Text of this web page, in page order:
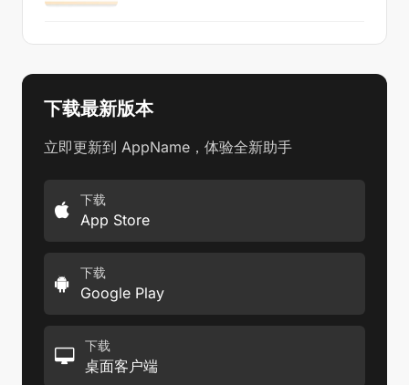
下载最新版本
立即更新到 AppName，体验全新助手
下载
App Store
下载
Google Play
下载
桌面客户端